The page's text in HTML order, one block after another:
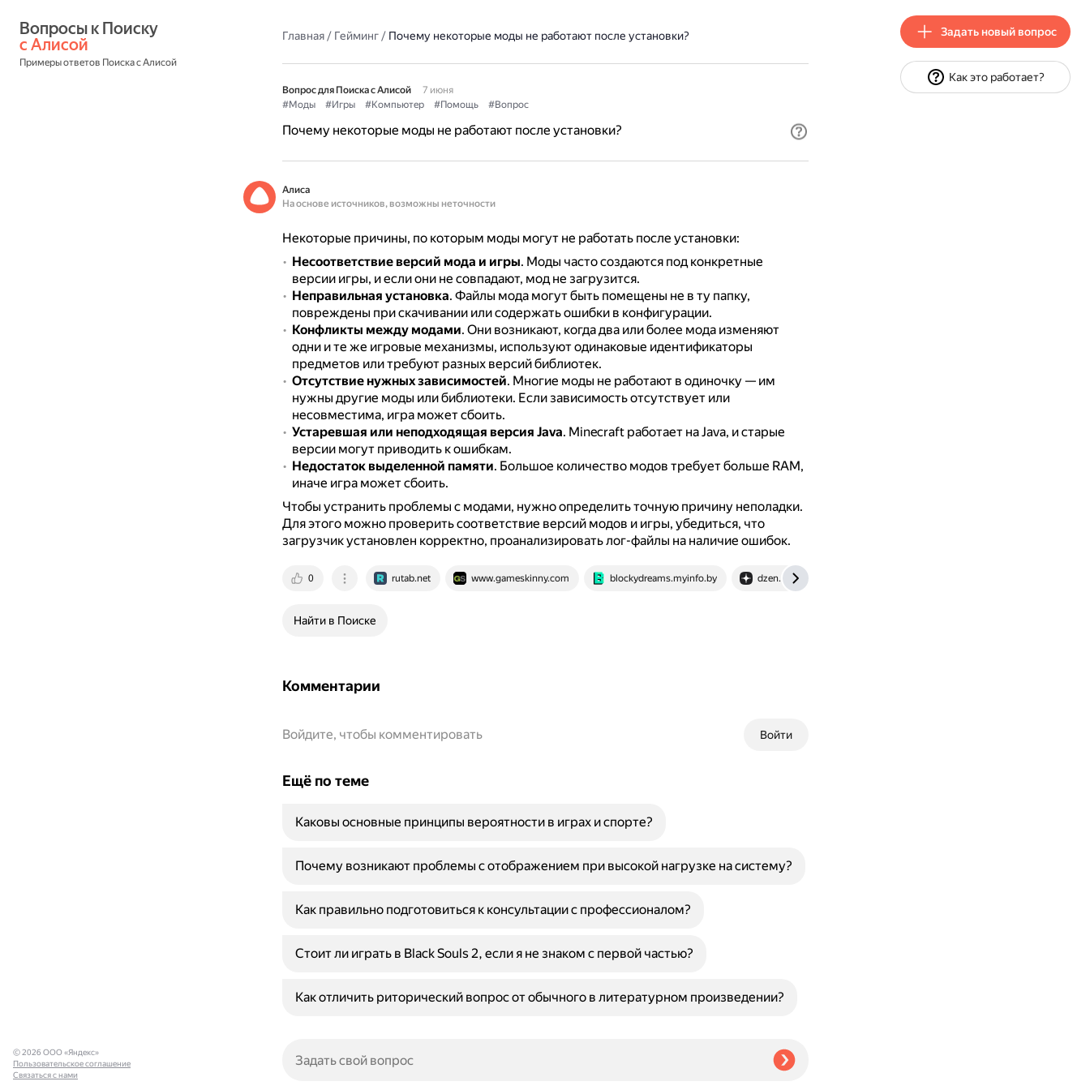
с Алисой
Примеры ответов Поиска с Алисой
Главная/ Гейминг/ Почему некоторые моды не работают после установки?
Вопрос для Поиска с Алисой
7 июня
#Моды
#Игры #Компьютер #Помощь #Вопрос
Почему некоторые моды не работают после установки?
Алиса
На основе источников, возможны неточности
Некоторые причины, по которым моды могут не работать после установки:
Несоответствие версий мода и игры. Моды часто создаются под конкретные
версии игры, и если они не совпадают, мод не загрузится.
Неправильная установка. Файлы мода могут быть помещены не в ту папку,
повреждены при скачивании или содержать ошибки в конфигурации.
Конфликты между модами. Они возникают, когда два или более мода изменяют
одни и те же игровые механизмы, используют одинаковые идентификаторы
предметов или требуют разных версий библиотек.
Отсутствие нужных зависимостей. Многие моды не работают в одиночку — им
нужны другие моды или библиотеки. Если зависимость отсутствует или
несовместима, игра может сбоить.
Устаревшая или неподходящая версия Java. Minecraft работает на Java, и старые
версии могут приводить к ошибкам.
Недостаток выделенной памяти. Большое количество модов требует больше RAM,
иначе игра может сбоить.
Чтобы устранить проблемы с модами, нужно определить точную причину неполадки.
Для этого можно проверить соответствие версий модов и игры, убедиться, что
загрузчик установлен корректно, проанализировать лог-файлы на наличие ошибок.
0 rutab.net www.gameskinny.com blockydreams.myinfo.by dzen.ru
Найти в Поиске
Комментарии
Войти
Войдите, чтобы комментировать
Ещё по теме
Каковы основные принципы вероятности в играх и спорте?
Почему возникают проблемы с отображением при высокой нагрузке на систему?
Как правильно подготовиться к консультации с профессионалом?
Стоит ли играть в Black Souls 2, если я не знаком с первой частью?
Как отличить риторический вопрос от обычного в литературном произведении?
© 2026 ООО «Яндекс»
Пользовательское соглашение
Связаться с нами
Задать новый вопрос
Как это работает?